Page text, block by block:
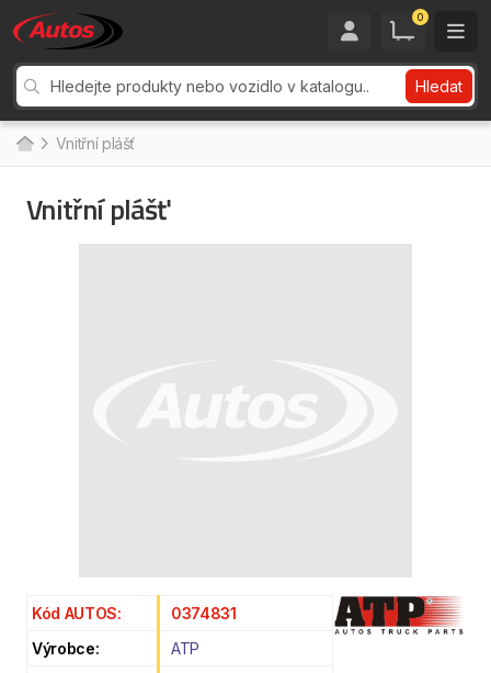
0
Hledat
Vnitřní plášť
Vnitřní plášť
Kód AUTOS:
0374831
Výrobce:
ATP